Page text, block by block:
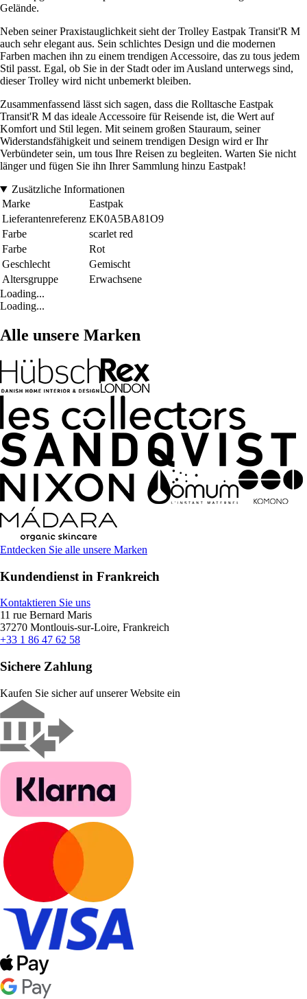
Gelände.
Neben seiner Praxistauglichkeit sieht der Trolley Eastpak Transit'R M
auch sehr elegant aus. Sein schlichtes Design und die modernen
Farben machen ihn zu einem trendigen Accessoire, das zu tous jedem
Stil passt. Egal, ob Sie in der Stadt oder im Ausland unterwegs sind,
dieser Trolley wird nicht unbemerkt bleiben.
Zusammenfassend lässt sich sagen, dass die Rolltasche Eastpak
Transit'R M das ideale Accessoire für Reisende ist, die Wert auf
Komfort und Stil legen. Mit seinem großen Stauraum, seiner
Widerstandsfähigkeit und seinem trendigen Design wird er Ihr
Verbündeter sein, um tous Ihre Reisen zu begleiten. Warten Sie nicht
länger und fügen Sie ihn Ihrer Sammlung hinzu Eastpak!
Zusätzliche Informationen
Marke
Eastpak
Lieferantenreferenz EK0A5BA81O9
Farbe
scarlet red
Farbe
Rot
Geschlecht
Gemischt
Altersgruppe
Erwachsene
Loading...
Loading...
Alle unsere Marken
Entdecken Sie alle unsere Marken
Kundendienst in Frankreich
Kontaktieren Sie uns
11 rue Bernard Maris
37270 Montlouis-sur-Loire, Frankreich
+33 1 86 47 62 58
Sichere Zahlung
Kaufen Sie sicher auf unserer Website ein